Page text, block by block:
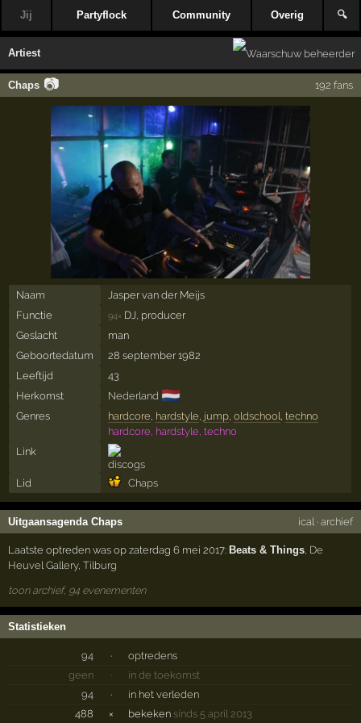
Jij Partyflock Community Overig 🔍
Artiest
Chaps 📷 192 fans
Naam
Jasper van der Meijs
Functie
94× DJ, producer
Geslacht
man
Geboortedatum
28 september 1982
Leeftijd
43
Herkomst
Nederland 🇳🇱
Genres hardcore hardstyle jump, oldschool techno
hardcore, hardstyle, techno
Link
Lid Chaps
Uitgaansagenda Chaps ical· archief
Laatste optreden was op zaterdag 6 mei 2017:Beats & Things De
Heuvel Gallery,Tilburg
toon archief, 94 evenementen
Statistieken
94 ·
optredens
geen
·
in de toekomst
94
·
in het verleden
488
× bekeken sinds 5 april 2013